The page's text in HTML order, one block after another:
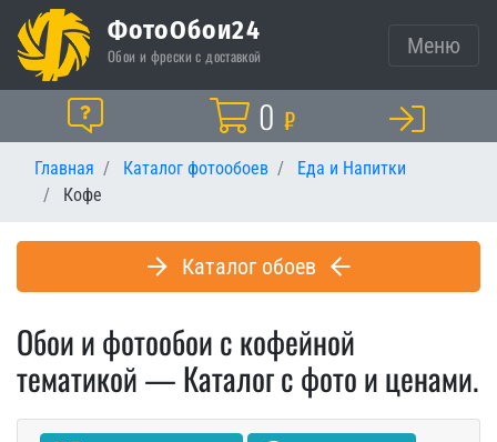
ФотоОбои24
Обои и фрески с доставкой Меню
Помощь Корзина
0 ₽
Главная Каталог фотообоев
Еда и Напитки
Кофе
Каталог обоев
Обои и фотообои с кофейной
тематикой — Каталог с фото и ценами.